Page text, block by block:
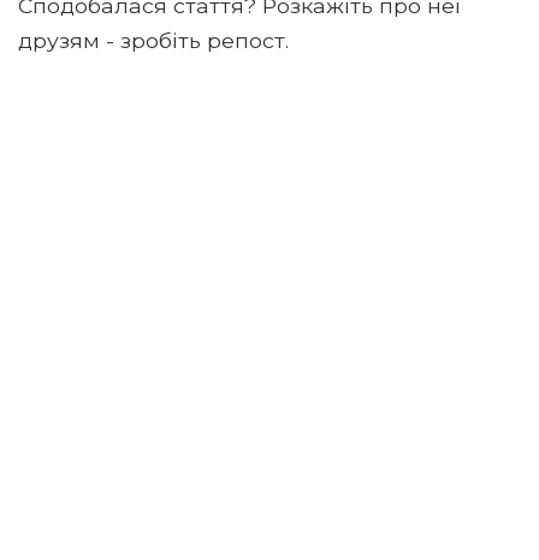
Сподобалася стаття? Розкажіть про неї
друзям - зробіть репост.